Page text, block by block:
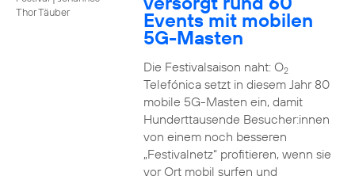
Thor Täuber
Events mit mobilen
5G-Masten
Die Festivalsaison naht: O2
Telefónica setzt in diesem Jahr 80
mobile 5G-Masten ein, damit
Hunderttausende Besucher:innen
von einem noch besseren
„Festivalnetz“ profitieren, wenn sie
vor Ort mobil surfen und